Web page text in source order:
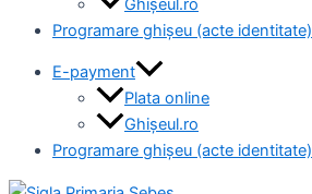
Programare ghișeu (acte identitate)
E-payment
Plata online
Ghișeul.ro
Programare ghișeu (acte identitate)